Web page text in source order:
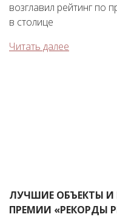
возглавил рейтинг по
в столице
Читать далее
ЛУЧШИЕ ОБЪЕКТЫ
ПРЕМИИ «РЕКОРДЫ